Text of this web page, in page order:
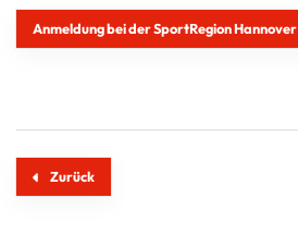
Anmeldung bei der SportRegion Hannover
Zurück